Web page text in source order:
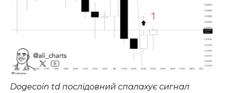
Dogecoin td послідовний спалахує сигнал